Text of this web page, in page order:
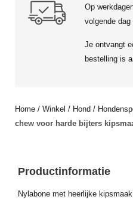
Op
volgende dag
Je ontvangt
bestelling is
Home / Winkel / Hond /
chew voor harde bijters
Productinformatie
Nylabone met heerlijke